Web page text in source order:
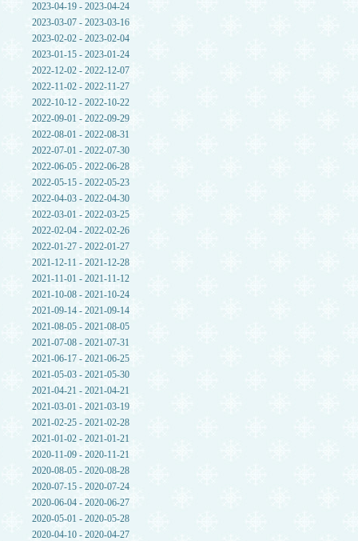
2023-04-19 - 2023-04-24
2023-03-07 - 2023-03-16
2023-02-02 - 2023-02-04
2023-01-15 - 2023-01-24
2022-12-02 - 2022-12-07
2022-11-02 - 2022-11-27
2022-10-12 - 2022-10-22
2022-09-01 - 2022-09-29
2022-08-01 - 2022-08-31
2022-07-01 - 2022-07-30
2022-06-05 - 2022-06-28
2022-05-15 - 2022-05-23
2022-04-03 - 2022-04-30
2022-03-01 - 2022-03-25
2022-02-04 - 2022-02-26
2022-01-27 - 2022-01-27
2021-12-11 - 2021-12-28
2021-11-01 - 2021-11-12
2021-10-08 - 2021-10-24
2021-09-14 - 2021-09-14
2021-08-05 - 2021-08-05
2021-07-08 - 2021-07-31
2021-06-17 - 2021-06-25
2021-05-03 - 2021-05-30
2021-04-21 - 2021-04-21
2021-03-01 - 2021-03-19
2021-02-25 - 2021-02-28
2021-01-02 - 2021-01-21
2020-11-09 - 2020-11-21
2020-08-05 - 2020-08-28
2020-07-15 - 2020-07-24
2020-06-04 - 2020-06-27
2020-05-01 - 2020-05-28
2020-04-10 - 2020-04-27